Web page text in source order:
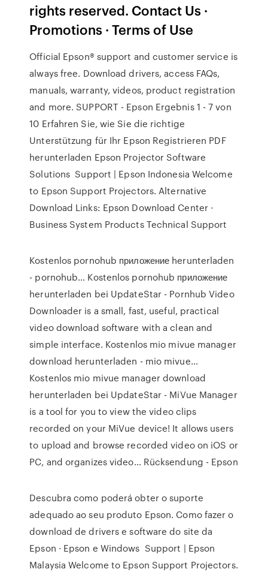
rights reserved. Contact Us ·
Promotions · Terms of Use
Official Epson® support and customer service is
always free. Download drivers, access FAQs,
manuals, warranty, videos, product registration
and more. SUPPORT - Epson Ergebnis 1 - 7 von
10 Erfahren Sie, wie Sie die richtige
Unterstützung für Ihr Epson Registrieren PDF
herunterladen Epson Projector Software
Solutions Support | Epson Indonesia Welcome
to Epson Support Projectors. Alternative
Download Links: Epson Download Center ·
Business System Products Technical Support
Kostenlos pornohub приложение herunterladen
- pornohub… Kostenlos pornohub приложение
herunterladen bei UpdateStar - Pornhub Video
Downloader is a small, fast, useful, practical
video download software with a clean and
simple interface. Kostenlos mio mivue manager
download herunterladen - mio mivue…
Kostenlos mio mivue manager download
herunterladen bei UpdateStar - MiVue Manager
is a tool for you to view the video clips
recorded on your MiVue device! It allows users
to upload and browse recorded video on iOS or
PC, and organizes video… Rücksendung - Epson
Descubra como poderá obter o suporte
adequado ao seu produto Epson. Como fazer o
download de drivers e software do site da
Epson · Epson e Windows Support | Epson
Malaysia Welcome to Epson Support Projectors.